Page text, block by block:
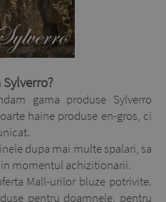
gama produse Sylverro
haine produse en-gros, ci
dupa mai multe spalari, sa
momentul achizitionarii.
Mall-urilor bluze potrivite.
pentru doamnele, pentru